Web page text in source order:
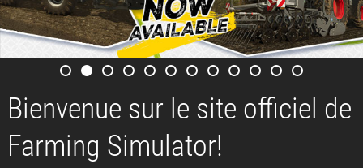
Bienvenue sur le site officiel de
Farming Simulator!